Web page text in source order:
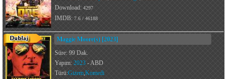
Download: 4297
IMDB: 7.6 / 46188
Maggie Moore(s) [2023]
Süre: 99 Dak.
Yapım: 2023 - ABD
Türü:Gizem,Komedi